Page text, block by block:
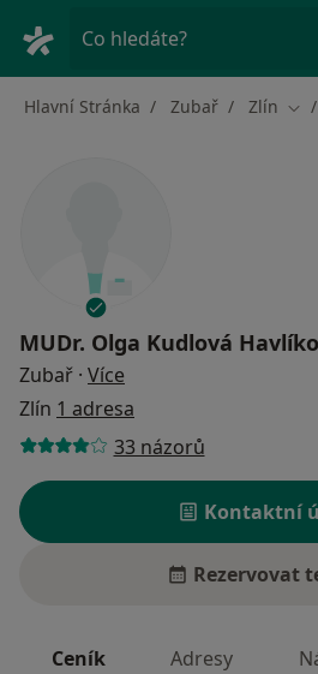
Co hledáte?
Hlavní Stránka Zubař Zlín
MUDr. Olga Kudlová
Zubař · Více
Zlín 1 adresa
33 názorů
Kontaktní
Rezervovat
Ceník Adresy